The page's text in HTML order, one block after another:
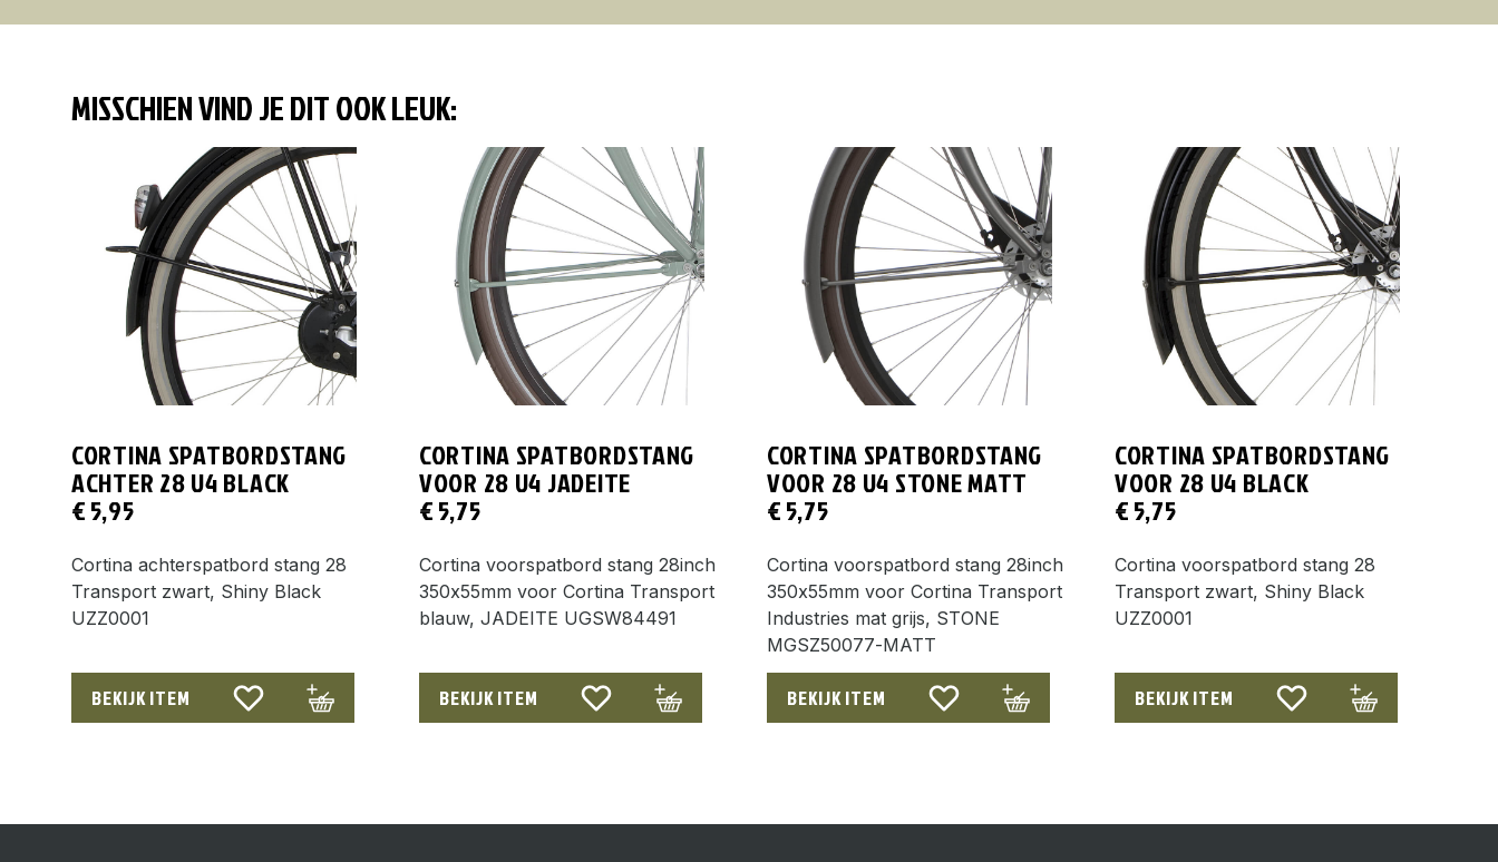
MISSCHIEN VIND JE DIT OOK LEUK:
CORTINA SPATBORDSTANG
ACHTER 28 U4 BLACK
€5,95
Cortina achterspatbord stang 28
Transport zwart, Shiny Black
UZZ0001
BEKIJK ITEM
CORTINA SPATBORDSTANG
VOOR 28 U4 JADEITE
€5,75
Cortina voorspatbord stang 28inch
350x55mm voor Cortina Transport
blauw, JADEITE UGSW84491
BEKIJK ITEM
CORTINA SPATBORDSTANG
VOOR 28 U4 STONE MATT
€5,75
Cortina voorspatbord stang 28inch
350x55mm voor Cortina Transport
Industries mat grijs, STONE
MGSZ50077-MATT
BEKIJK ITEM
CORTINA SPATBORDSTANG
VOOR 28 U4 BLACK
€5,75
Cortina voorspatbord stang 28
Transport zwart, Shiny Black
UZZ0001
BEKIJK ITEM